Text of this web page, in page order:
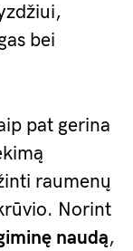
bei
pat gerina
raumenų
Norint
naudą,